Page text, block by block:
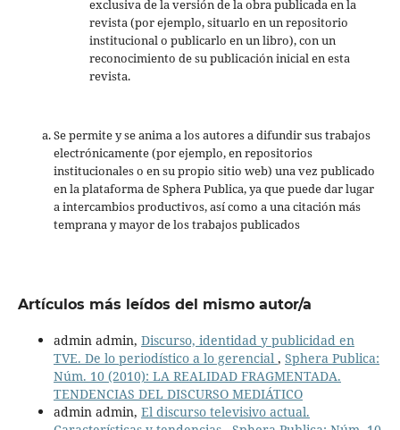
exclusiva de la versión de la obra publicada en la
revista (por ejemplo, situarlo en un repositorio
institucional o publicarlo en un libro), con un
reconocimiento de su publicación inicial en esta
revista.
Se permite y se anima a los autores a difundir sus trabajos
electrónicamente (por ejemplo, en repositorios
institucionales o en su propio sitio web) una vez publicado
en la plataforma de Sphera Publica, ya que puede dar lugar
a intercambios productivos, así como a una citación más
temprana y mayor de los trabajos publicados
Artículos más leídos del mismo autor/a
admin admin, Discurso, identidad y publicidad en
TVE. De lo periodístico a lo gerencial , Sphera Publica:
Núm. 10 (2010): LA REALIDAD FRAGMENTADA.
TENDENCIAS DEL DISCURSO MEDIÁTICO
admin admin, El discurso televisivo actual.